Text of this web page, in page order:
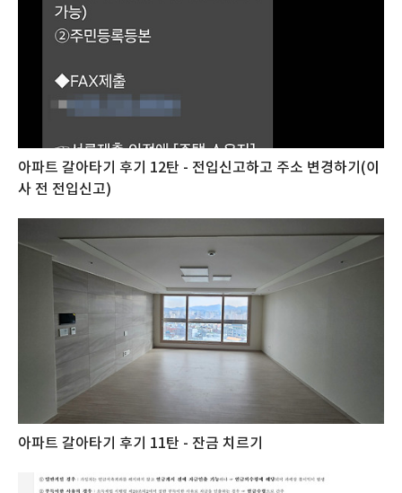
아파트 갈아타기 후기 12탄 - 전입신고하고 주소 변경하기(이
사 전 전입신고)
아파트 갈아타기 후기 11탄 - 잔금 치르기